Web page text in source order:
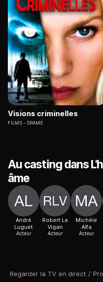
Regarder la TV en direct /
Visions criminelles
FILMS DRAME
Au casting dans
âme
André
Luguet
Acteur
Robert Le
Vigan
Acteur
Michèle
Alfa
Acteur